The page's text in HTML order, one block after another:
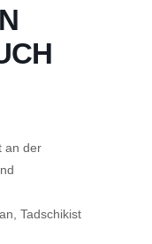
an der
Tadschikist